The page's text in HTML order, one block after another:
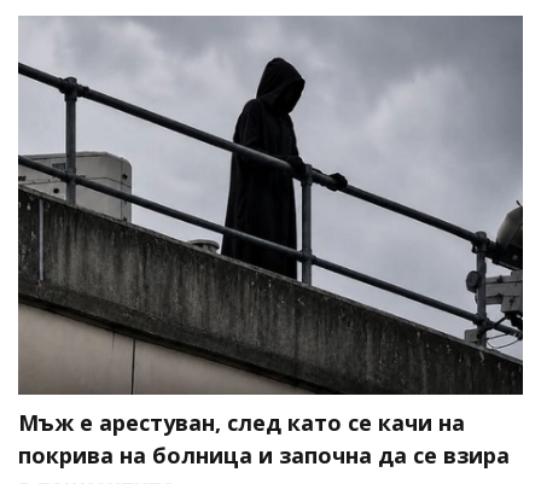
Мъж е арестуван, след като се качи на
покрива на болница и започна да се взира